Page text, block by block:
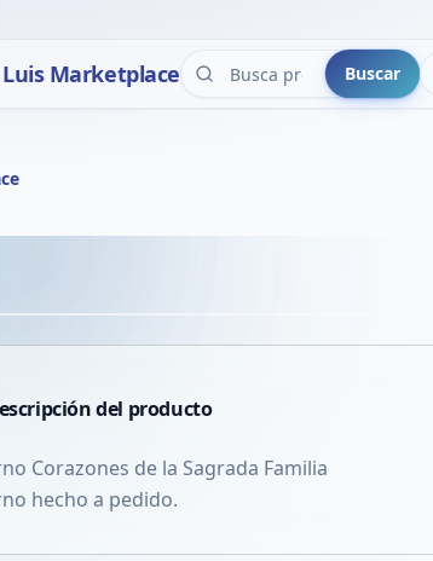
Marketplace Buscar
VER EN
del producto
Corazones de la Sagrada Familia
hecho a pedido.